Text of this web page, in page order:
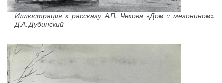
Иллюстрация к рассказу А.П. Чехова «Дом с мезонином».
Д.А. Дубинский